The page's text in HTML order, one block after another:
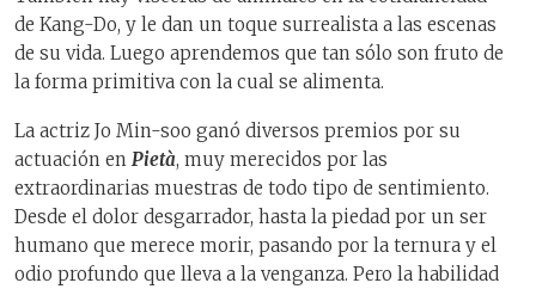
de Kang-Do, y le dan un toque surrealista a las escenas
de su vida. Luego aprendemos que tan sólo son fruto de
la forma primitiva con la cual se alimenta.
La actriz Jo Min-soo ganó diversos premios por su
actuación en Pietà, muy merecidos por las
extraordinarias muestras de todo tipo de sentimiento.
Desde el dolor desgarrador, hasta la piedad por un ser
humano que merece morir, pasando por la ternura y el
odio profundo que lleva a la venganza. Pero la habilidad